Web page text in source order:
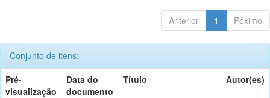
Anterior 1 Póximo
Conjunto de itens:
Pré-
visualização
Data do
documento
Título Autor(es)